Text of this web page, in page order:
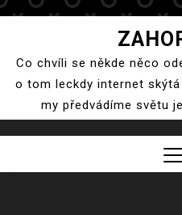
content
Co chvíli se někde něco
o tom leckdy internet
my předvádíme světu